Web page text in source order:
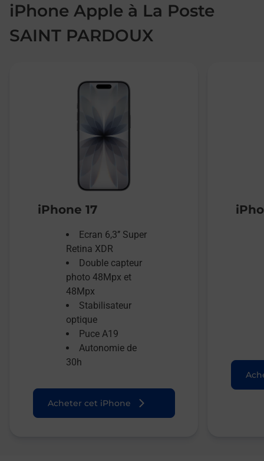
iPhone Apple à La Poste
SAINT PARDOUX
iPhone 17
Ecran 6,3’’ Super
Retina XDR
Double capteur
photo 48Mpx et
48Mpx
Stabilisateur
optique
Puce A19
Autonomie de
30h
Acheter cet iPhone